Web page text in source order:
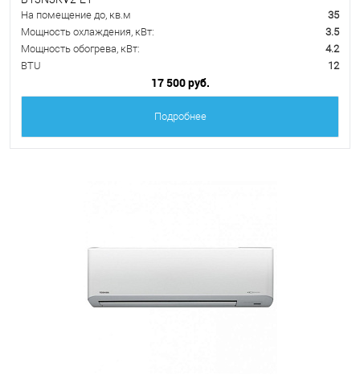
На помещение до, кв.м
35
Мощность охлаждения, кВт:
3.5
Мощность обогрева, кВт:
4.2
BTU
12
17 500 руб.
Подробнее